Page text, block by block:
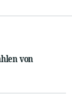
von